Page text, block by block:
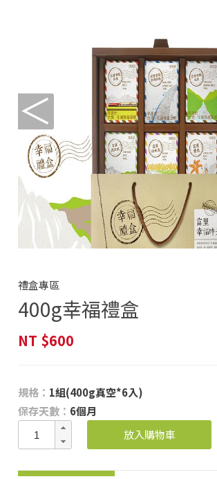
＜
禮盒專區
400g幸福禮盒
NT $600
規格： 1組(400g真空*6入)
保存天數： 6個月
放入購物車